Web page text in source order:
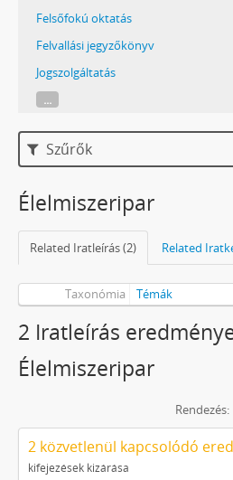
Felsőfokú oktatás
Felvallási jegyzőkönyv
Jogszolgáltatás
...
Szűrők
Élelmiszeripar
Related Iratleírás (2) Related
Taxonómia Témák
2 Iratleírás
Élelmiszeripar
Rendezés:
2 közvetlenül kapcsolódó
kifejezések kizárása